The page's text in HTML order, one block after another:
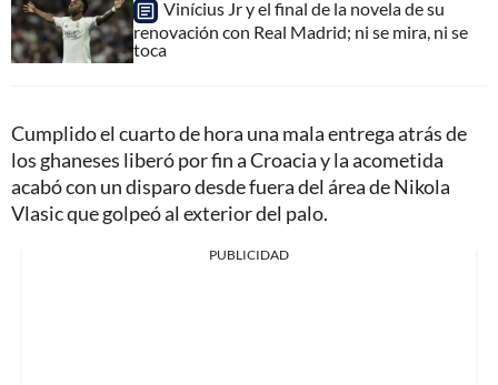
Vinícius Jr y el final de la novela de su
renovación con Real Madrid; ni se mira, ni se
toca
Cumplido el cuarto de hora una mala entrega atrás de
los ghaneses liberó por fin a Croacia y la acometida
acabó con un disparo desde fuera del área de Nikola
Vlasic que golpeó al exterior del palo.
PUBLICIDAD